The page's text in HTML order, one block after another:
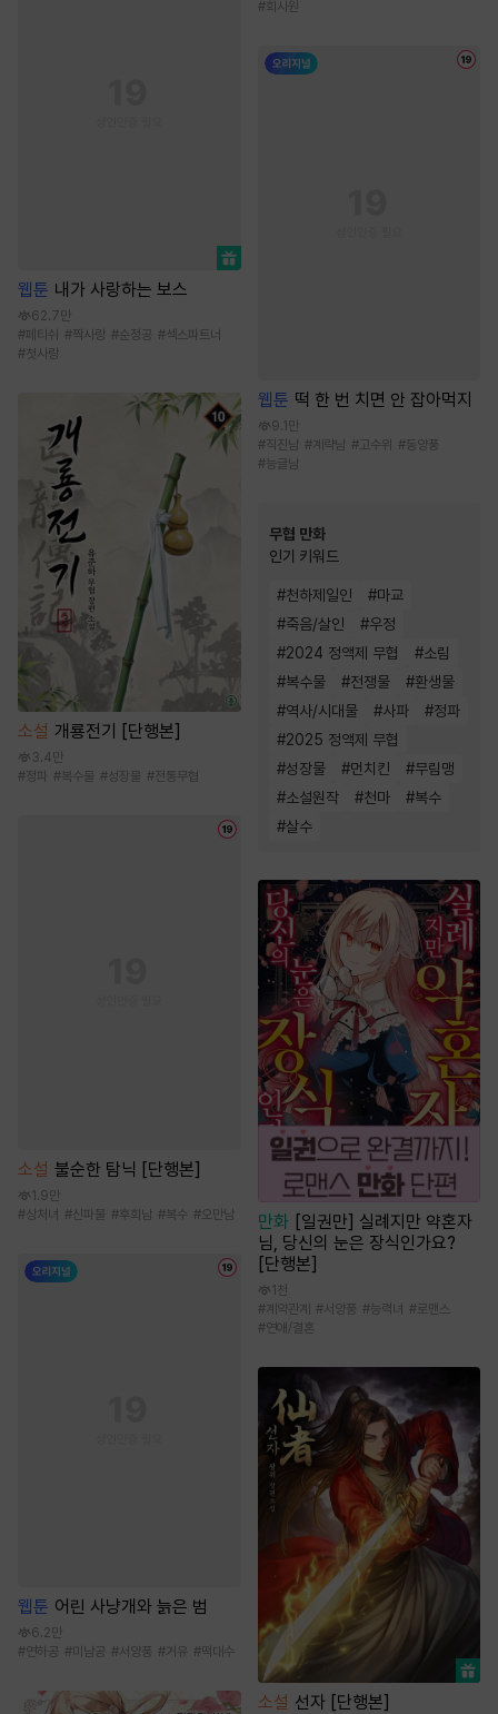
웹툰 내가 사랑하는 보스
62.7만
#페티쉬 #짝사랑 #순정공 #섹스파트너
#첫사랑
소설 개룡전기 [단행본]
3.4만
#정파 #복수물 #성장물 #전통무협
소설 불순한 탐닉 [단행본]
1.9만
#상처녀 #신파물 #후회남 #복수 #오만남
웹툰 어린 사냥개와 늙은 범
6.2만
#연하공 #미남공 #서양풍 #거유 #떡대수
#회사원
웹툰 떡 한 번 치면 안 잡아먹지
9.1만
#직진남 #계략남 #고수위 #동양풍
#능글남
무협 만화
인기 키워드
#천하제일인 #마교
#죽음/살인 #우정
#2024 정액제 무협 #소림
#복수물 #전쟁물 #환생물
#역사/시대물 #사파 #정파
#2025 정액제 무협
#성장물 #먼치킨 #무림맹
#소설원작 #천마 #복수
#살수
만화 [일권만] 실례지만 약혼자
님, 당신의 눈은 장식인가요?
[단행본]
1천
#계약관계 #서양풍 #능력녀 #로맨스
#연애/결혼
소설 선자 [단행본]